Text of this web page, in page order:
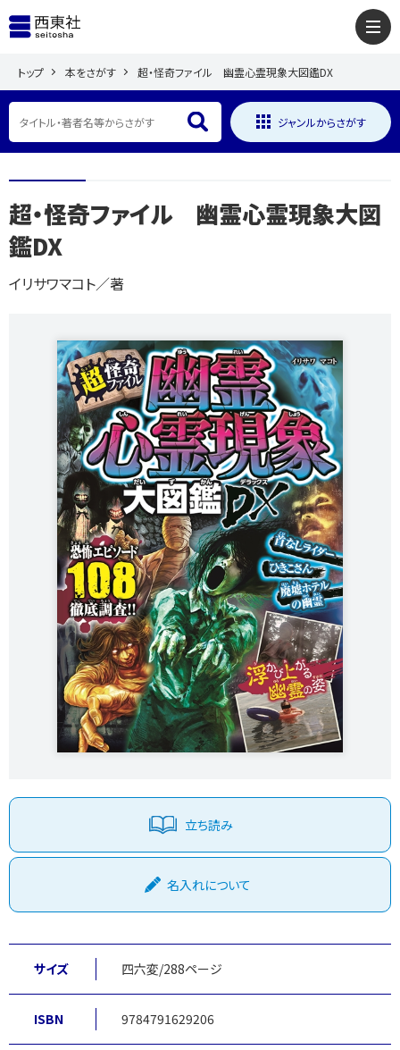
トップ 本をさがす 超・怪奇ファイル 幽霊心霊現象大図鑑DX
ジャンルからさがす
超・怪奇ファイル 幽霊心霊現象大図
鑑DX
イリサワマコト／著
立ち読み
名入れについて
サイズ 四六変/288ページ
ISBN 9784791629206